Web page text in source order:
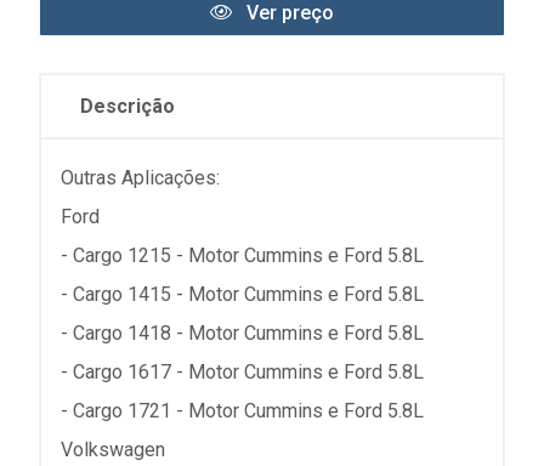
Ver preço
Descrição
Outras Aplicações:
Ford
- Cargo 1215 - Motor Cummins e Ford 5.8L
- Cargo 1415 - Motor Cummins e Ford 5.8L
- Cargo 1418 - Motor Cummins e Ford 5.8L
- Cargo 1617 - Motor Cummins e Ford 5.8L
- Cargo 1721 - Motor Cummins e Ford 5.8L
Volkswagen